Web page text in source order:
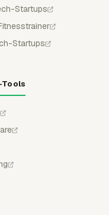
Startups
Startups
Tools